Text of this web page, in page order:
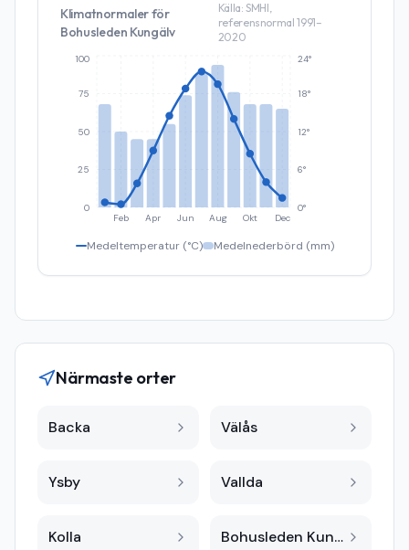
Klimatnormaler för
Bohusleden Kungälv
Källa: SMHI,
referensnormal 1991–
2020
Feb Apr Jun Aug Okt Dec
0
25
50
75
100
0°
6°
12°
18°
24°
Medeltemperatur (°C) Medelnederbörd (mm)
Närmaste orter
Backa Välås
Ysby Vallda
Kolla Bohusleden Kungsbacka